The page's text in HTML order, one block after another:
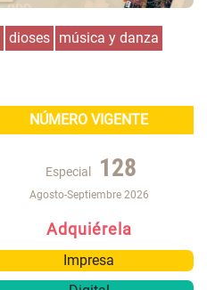
dioses música y danza
NÚMERO VIGENTE
Especial 128
Agosto-Septiembre 2026
Adquiérela
Impresa